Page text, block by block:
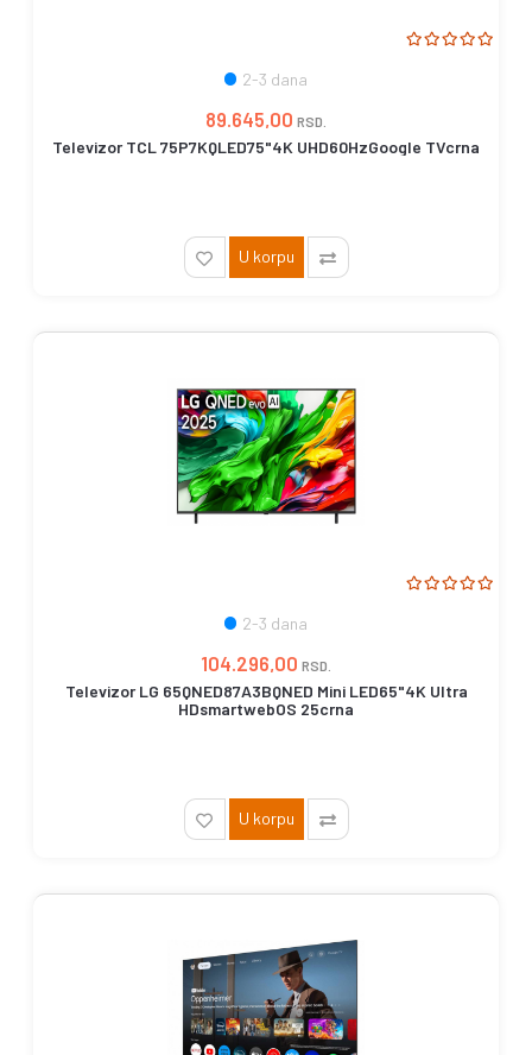
2-3 dana
89.645,00 RSD.
Televizor TCL 75P7KQLED75"4K UHD60HzGoogle TVcrna
U korpu
2-3 dana
104.296,00 RSD.
Televizor LG 65QNED87A3BQNED Mini LED65"4K Ultra
HDsmartwebOS 25crna
U korpu